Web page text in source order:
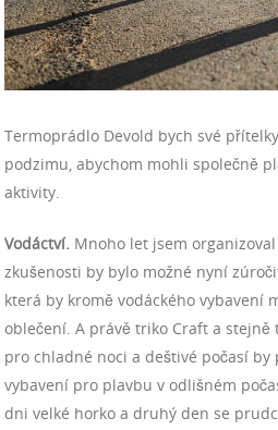
Termoprádlo Devold bych své
podzimu, abychom mohli společně
aktivity.
Vodáctví. Mnoho let jsem
zkušenosti by bylo možné nyní
která by kromě vodáckého vybavení
oblečení. A právě triko Craft a stejně
pro chladné noci a deštivé počasí by
vybavení pro plavbu v odlišném
dni velké horko a druhý den se